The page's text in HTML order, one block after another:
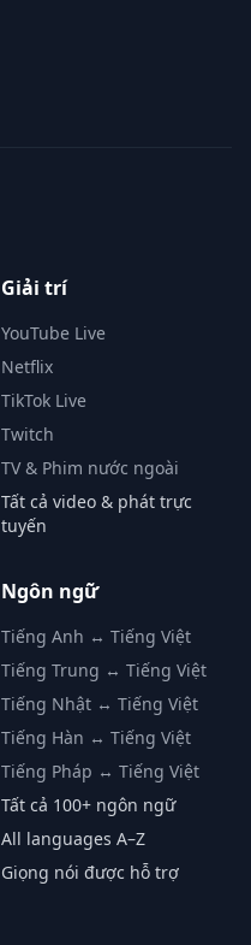
Giải trí
YouTube Live
Netflix
TikTok Live
Twitch
TV & Phim nước ngoài
Tất cả video & phát trực
tuyến
Ngôn ngữ
Tiếng Anh ↔ Tiếng Việt
Tiếng Trung ↔ Tiếng Việt
Tiếng Nhật ↔ Tiếng Việt
Tiếng Hàn ↔ Tiếng Việt
Tiếng Pháp ↔ Tiếng Việt
Tất cả 100+ ngôn ngữ
All languages A–Z
Giọng nói được hỗ trợ